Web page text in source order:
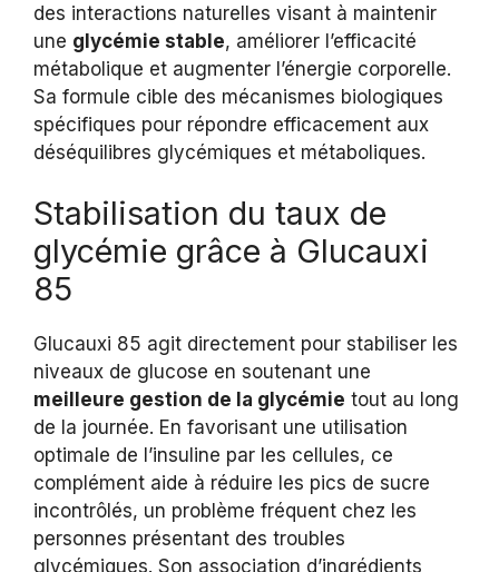
des interactions naturelles visant à maintenir
une glycémie stable, améliorer l’efficacité
métabolique et augmenter l’énergie corporelle.
Sa formule cible des mécanismes biologiques
spécifiques pour répondre efficacement aux
déséquilibres glycémiques et métaboliques.
Stabilisation du taux de
glycémie grâce à Glucauxi
85
Glucauxi 85 agit directement pour stabiliser les
niveaux de glucose en soutenant une
meilleure gestion de la glycémie tout au long
de la journée. En favorisant une utilisation
optimale de l’insuline par les cellules, ce
complément aide à réduire les pics de sucre
incontrôlés, un problème fréquent chez les
personnes présentant des troubles
glycémiques. Son association d’ingrédients